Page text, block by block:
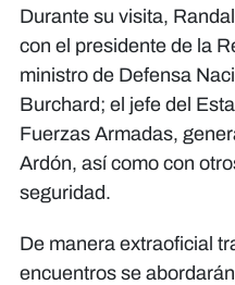
Durante su visita,
con el presidente de la
ministro de Defensa
Burchard; el jefe del
Fuerzas Armadas,
Ardón, así como con
seguridad.
De manera extraoficial
encuentros se